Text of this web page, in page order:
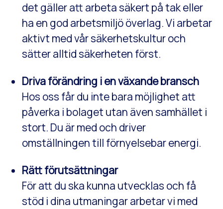
det gäller att arbeta säkert på tak eller
ha en god arbetsmiljö överlag. Vi arbetar
aktivt med vår säkerhetskultur och
sätter alltid säkerheten först.
Driva förändring i en växande bransch
Hos oss får du inte bara möjlighet att
påverka i bolaget utan även samhället i
stort. Du är med och driver
omställningen till förnyelsebar energi.
Rätt förutsättningar
För att du ska kunna utvecklas och få
stöd i dina utmaningar arbetar vi med